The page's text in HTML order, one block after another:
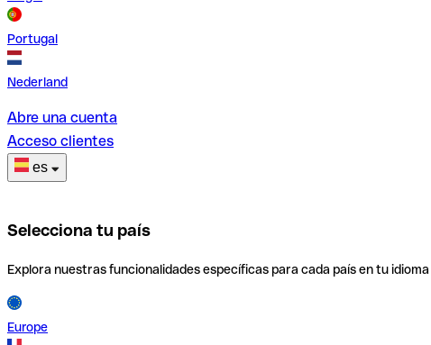
Portugal
Nederland
Abre una cuenta
Acceso clientes
es
Selecciona tu país
Explora nuestras funcionalidades específicas para cada país en tu
Europe